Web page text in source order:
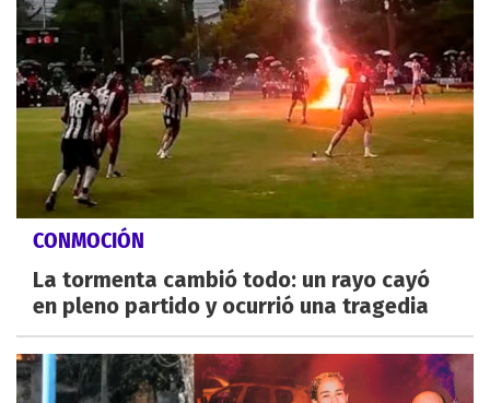
CONMOCIÓN
La tormenta cambió todo: un rayo cayó
en pleno partido y ocurrió una tragedia